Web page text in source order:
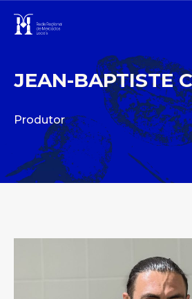
JEAN-BAPTISTE
Produtor